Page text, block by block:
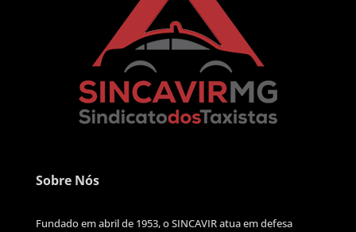
Sobre Nós
Fundado em abril de 1953, o SINCAVIR atua em defesa